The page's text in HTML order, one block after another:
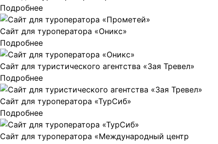
Подробнее
Сайт для туроператора «Оникс»
Подробнее
Сайт для туристического агентства «Зая Тревел»
Подробнее
Сайт для туроператора «ТурСиб»
Подробнее
Сайт для туроператора «Международный центр